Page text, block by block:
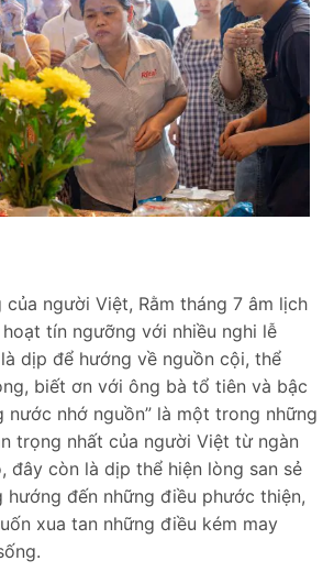
người Việt, Rằm tháng 7 âm lịch
hoạt tín ngưỡng với nhiều nghi lễ
dịp để hướng về nguồn cội, thể
biết ơn với ông bà tổ tiên và bậc
nước nhớ nguồn” là một trong những
trọng nhất của người Việt từ ngàn
đây còn là dịp thể hiện lòng san sẻ
hướng đến những điều phước thiện,
xua tan những điều kém may